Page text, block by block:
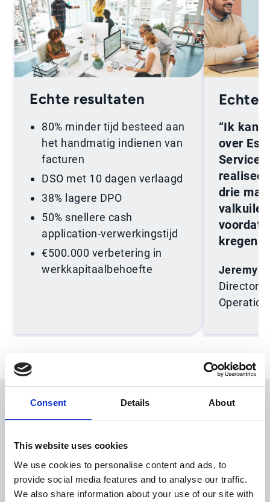
Consent Details About
This website uses cookies
We use cookies to personalise content and ads, to
provide social media features and to analyse our traffic.
We also share information about your use of our site with
Echte resultaten
80% minder tijd besteed aan
het handmatig indienen van
facturen
DSO met 10 dagen verlaagd
38% lagere DPO
50% snellere cash
application-verwerkingstijd
€500.000 verbetering in
werkkapitaalbehoefte
Echte
“Ik kan
over
drie
voordat
kregen.”
Jeremy
Director
ONTWORPEN VOOR GROEI
Het Esker-voordeel